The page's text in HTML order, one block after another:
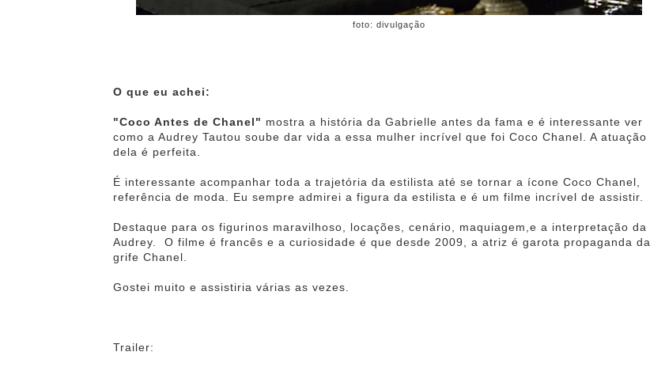
foto: divulgação
O que eu achei:
"Coco Antes de Chanel" mostra a história da Gabrielle antes da fama e é interessante ver
como a Audrey Tautou soube dar vida a essa mulher incrível que foi Coco Chanel. A atuação
dela é perfeita.
É interessante acompanhar toda a trajetória da estilista até se tornar a ícone Coco Chanel,
referência de moda. Eu sempre admirei a figura da estilista e é um filme incrível de assistir.
Destaque para os figurinos maravilhoso, locações, cenário, maquiagem,e a interpretação da
Audrey. O filme é francês e a curiosidade é que desde 2009, a atriz é garota propaganda da
grife Chanel.
Gostei muito e assistiria várias as vezes.
Trailer: